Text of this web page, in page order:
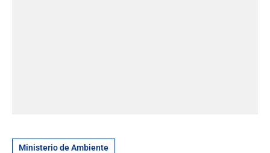
Ministerio de Ambiente